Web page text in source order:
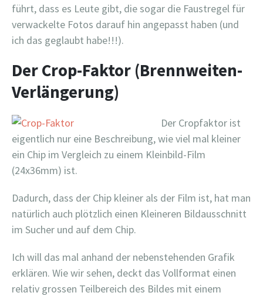
führt, dass es Leute gibt, die sogar die Faustregel für
verwackelte Fotos darauf hin angepasst haben (und
ich das geglaubt habe!!!).
Der Crop-Faktor (Brennweiten-
Verlängerung)
Der Cropfaktor ist
eigentlich nur eine Beschreibung, wie viel mal kleiner
ein Chip im Vergleich zu einem Kleinbild-Film
(24x36mm) ist.
Dadurch, dass der Chip kleiner als der Film ist, hat man
natürlich auch plötzlich einen Kleineren Bildausschnitt
im Sucher und auf dem Chip.
Ich will das mal anhand der nebenstehenden Grafik
erklären. Wie wir sehen, deckt das Vollformat einen
relativ grossen Teilbereich des Bildes mit einem